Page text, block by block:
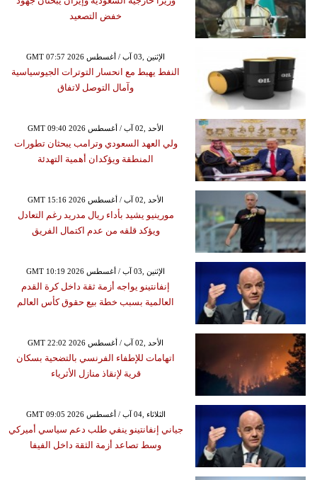
خفض التصعيد
GMT 07:57 2026 الإثنين ,03 آب / أغسطس
النفط يهبط مع انحسار التوترات الجيوسياسية
وآمال التوصل لاتفاق
GMT 09:40 2026 الأحد ,02 آب / أغسطس
ولي العهد السعودي وترامب يبحثان تطورات
المنطقة ويؤكدان أهمية التهدئة
GMT 15:16 2026 الأحد ,02 آب / أغسطس
مورينيو يشيد بأداء ريال مدريد رغم التعادل
ويؤكد قلقه من عدم اكتمال الفريق
GMT 10:19 2026 الإثنين ,03 آب / أغسطس
إنفانتينو يواجه أزمة ثقة داخل كرة القدم
العالمية بسبب خطة بيع حقوق كأس العالم
GMT 22:02 2026 الأحد ,02 آب / أغسطس
اتهامات للإطفاء الفرنسي بالتضحية بسكان
قرية لإنقاذ منازل الأثرياء
GMT 09:05 2026 الثلاثاء ,04 آب / أغسطس
جياني إنفانتينو ينفي طلب دعم سياسي أميركي
وسط تصاعد أزمة الثقة داخل الفيفا